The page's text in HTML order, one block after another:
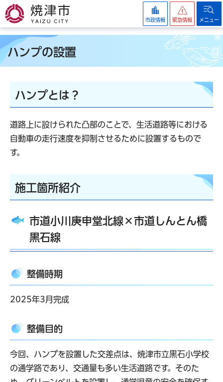
焼津市
市政情報 緊急情報 メニュー
ハンプの設置
ハンプとは？
道路上に設けられた凸部のことで、生活道路等における
自動車の走行速度を抑制させるために設置するもので
す。
施工箇所紹介
市道小川庚申堂北線×市道しんとん橋
黒石線
整備時期
2025年3月完成
整備目的
今回、ハンプを設置した交差点は、焼津市立黒石小学校
の通学路であり、交通量も多い生活道路です。そのた